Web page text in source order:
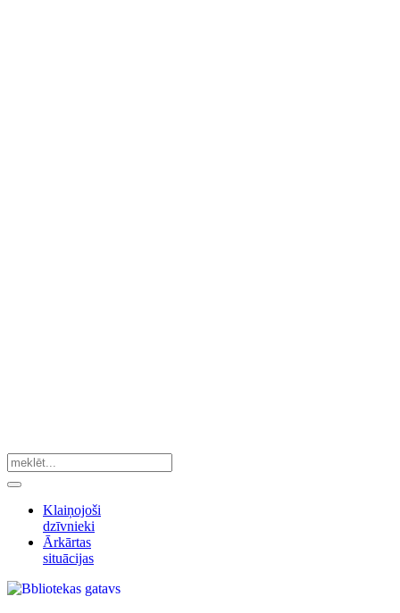
Klaiņojoši
dzīvnieki
Ārkārtas
situācijas